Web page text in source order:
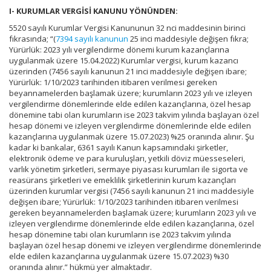
I- KURUMLAR VERGİSİ KANUNU YÖNÜNDEN:
5520 sayılı Kurumlar Vergisi Kanununun 32 nci maddesinin birinci
fıkrasında; “(7394 sayılı kanunun 25 inci maddesiyle değişen fıkra;
Yürürlük: 2023 yılı vergilendirme dönemi kurum kazançlarına
uygulanmak üzere 15.04.2022) Kurumlar vergisi, kurum kazancı
üzerinden (7456 sayılı kanunun 21 inci maddesiyle değişen ibare;
Yürürlük: 1/10/2023 tarihinden itibaren verilmesi gereken
beyannamelerden başlamak üzere; kurumların 2023 yılı ve izleyen
vergilendirme dönemlerinde elde edilen kazançlarına, özel hesap
dönemine tabi olan kurumların ise 2023 takvim yılında başlayan özel
hesap dönemi ve izleyen vergilendirme dönemlerinde elde edilen
kazançlarına uygulanmak üzere 15.07.2023) %25 oranında alınır. Şu
kadar ki bankalar, 6361 sayılı Kanun kapsamındaki şirketler,
elektronik ödeme ve para kuruluşları, yetkili döviz müesseseleri,
varlık yönetim şirketleri, sermaye piyasası kurumları ile sigorta ve
reasürans şirketleri ve emeklilik şirketlerinin kurum kazançları
üzerinden kurumlar vergisi (7456 sayılı kanunun 21 inci maddesiyle
değişen ibare; Yürürlük: 1/10/2023 tarihinden itibaren verilmesi
gereken beyannamelerden başlamak üzere; kurumların 2023 yılı ve
izleyen vergilendirme dönemlerinde elde edilen kazançlarına, özel
hesap dönemine tabi olan kurumların ise 2023 takvim yılında
başlayan özel hesap dönemi ve izleyen vergilendirme dönemlerinde
elde edilen kazançlarına uygulanmak üzere 15.07.2023) %30
oranında alınır.” hükmü yer almaktadır.